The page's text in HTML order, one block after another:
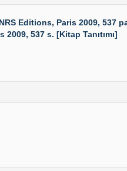
Editions, Paris 2009, 537
537 s. [Kitap Tanıtımı]